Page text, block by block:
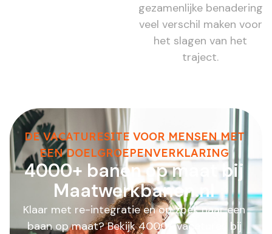
gezamenlijke benadering
veel verschil maken voor
het slagen van het
traject.
DE VACATURESITE VOOR MENSEN MET
EEN DOELGROEPENVERKLARING
4000+ banen op maat bij
Maatwerkbanen.nl
Klaar met re-integratie en op zoek naar een
baan op maat? Bekijk 4000+ vacatures bij